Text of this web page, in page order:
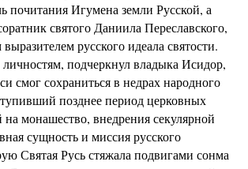
почитания Игумена земли Русской, а
святого Даниила Переславского,
русского идеала святости.
личностям, подчеркнул владыка Исидор,
смог сохраниться в недрах народного
позднее период церковных
монашество, внедрения секулярной
сущность и миссия русского
Святая Русь стяжала подвигами сонма